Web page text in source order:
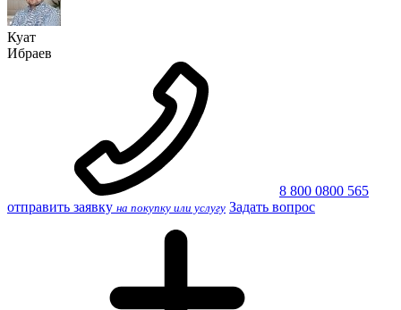
Куат
Ибраев
8 800 0800 565
отправить заявку на покупку или услугу Задать вопрос